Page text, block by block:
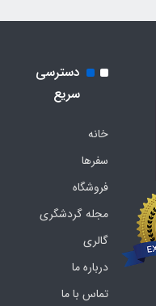
دسترسی
سریع
خانه
سفرها
فروشگاه
مجله گردشگری
گالری
درباره ما
تماس با ما